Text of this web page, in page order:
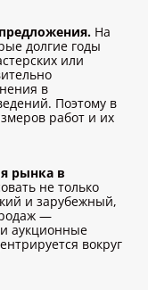
На
долгие годы
или
в
Поэтому в
работ и их
рынка в
не только
и зарубежный,
—
аукционные
вокруг